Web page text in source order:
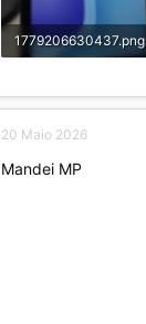
1779206630437.png
20 Maio 2026
Mandei MP